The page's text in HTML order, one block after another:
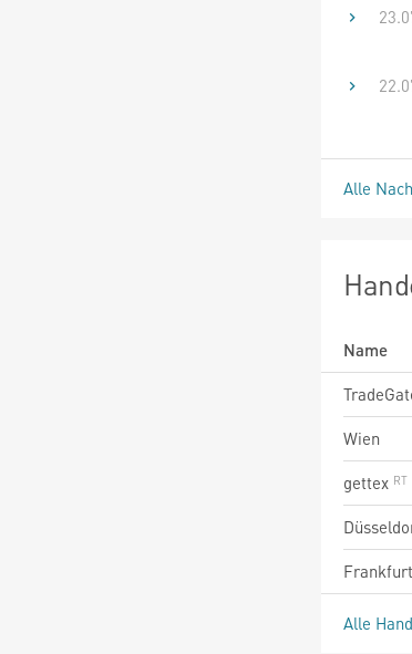
Alle
Name
Wien
gettex
Frankfurt
Alle